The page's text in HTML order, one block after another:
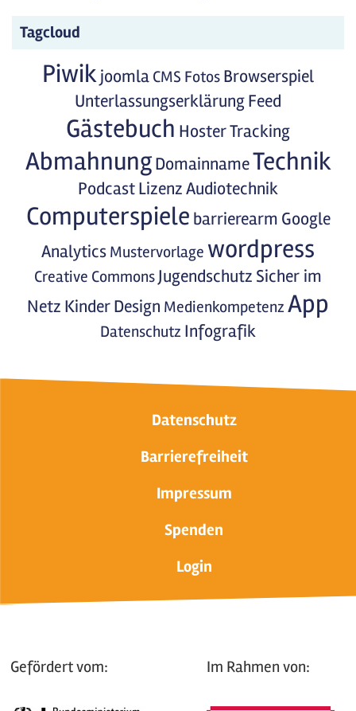
Tagcloud
Piwikjoomla CMS Fotos Browserspiel
UnterlassungserklärungFeed
Gästebuch HosterTracking
Abmahnung DomainnameTechnik
PodcastLizenzAudiotechnik
Computerspiele barrierearm Google
Analytics Mustervorlage wordpress
Creative Commons Jugendschutz Sicher im
Netz KinderDesign Medienkompetenz App
Datenschutz Infografik
Datenschutz
Barrierefreiheit
Impressum
Spenden
Login
Gefördert vom: Im Rahmen von: